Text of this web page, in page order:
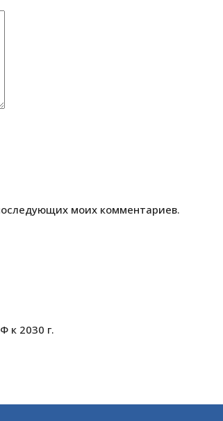
моих комментариев.
к 2030 г.